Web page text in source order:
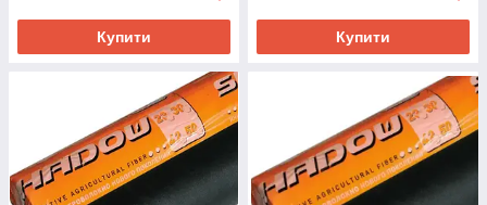
Купити Купити